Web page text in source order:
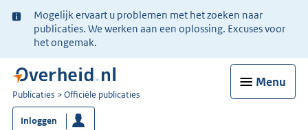
Ter
informatie:
Mogelijk ervaart u problemen met het zoeken naar
publicaties. We werken aan een oplossing. Excuses voor
het ongemak.
Menu
U
bent
nu
Publicaties Officiële publicaties
Inloggen